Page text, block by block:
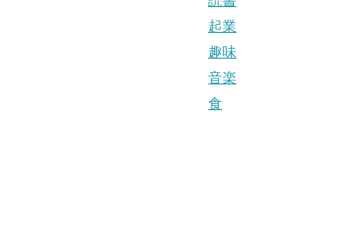
起業
趣味
音楽
食